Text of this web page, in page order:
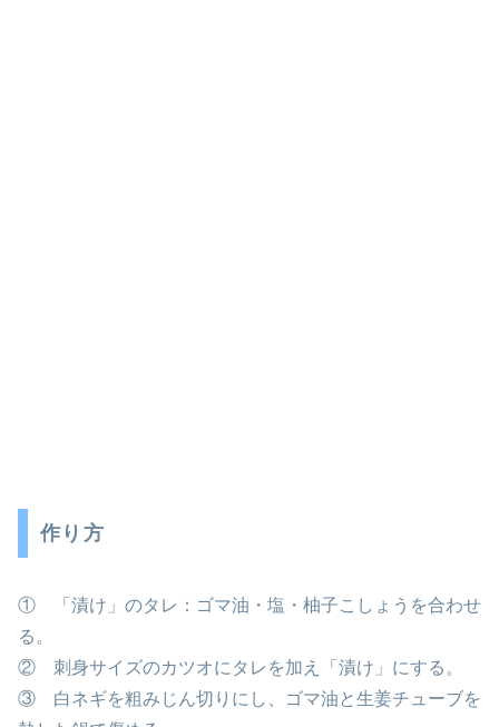
作り方
① 「漬け」のタレ：ゴマ油・塩・柚子こしょうを合わせ
る。
② 刺身サイズのカツオにタレを加え「漬け」にする。
③ 白ネギを粗みじん切りにし、ゴマ油と生姜チューブを